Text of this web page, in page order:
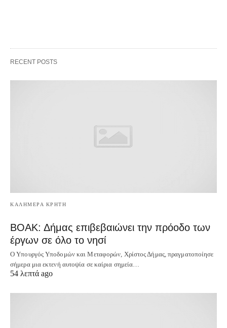
RECENT POSTS
ΚΑΛΗΜΕΡΑ ΚΡΗΤΗ
ΒΟΑΚ: Δήμας επιβεβαιώνει την πρόοδο των
έργων σε όλο το νησί
Ο Υπουργός Υποδομών και Μεταφορών, Χρίστος Δήμας, πραγματοποίησε
σήμερα μια εκτενή αυτοψία σε καίρια σημεία…
54 λεπτά ago